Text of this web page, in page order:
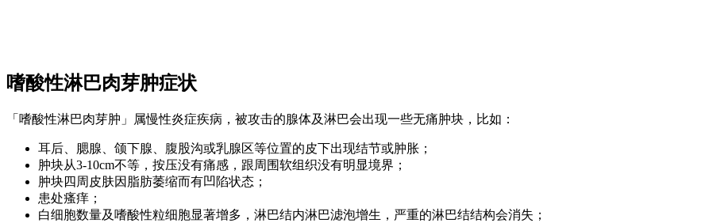
嗜酸性淋巴肉芽肿症状
「嗜酸性淋巴肉芽肿」属慢性炎症疾病，被攻击的腺体及淋巴会出现一些无痛肿块，比如：
耳后、腮腺、颌下腺、腹股沟或乳腺区等位置的皮下出现结节或肿胀；
肿块从3-10cm不等，按压没有痛感，跟周围软组织没有明显境界；
肿块四周皮肤因脂肪萎缩而有凹陷状态；
患处瘙痒；
白细胞数量及嗜酸性粒细胞显著增多，淋巴结内淋巴滤泡增生，严重的淋巴结结构会消失；